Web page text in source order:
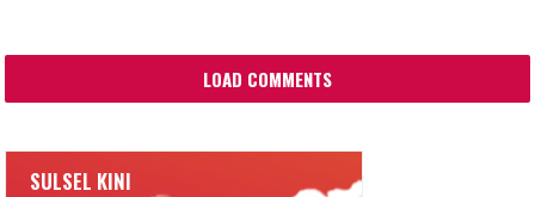
LOAD COMMENTS
SULSEL KINI